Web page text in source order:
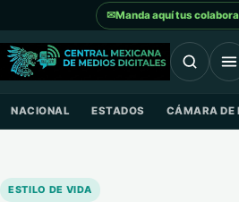
Saltar al contenido
✉Manda aquí tus
NACIONAL ESTADOS CÁMARA DE
ESTILO DE VIDA